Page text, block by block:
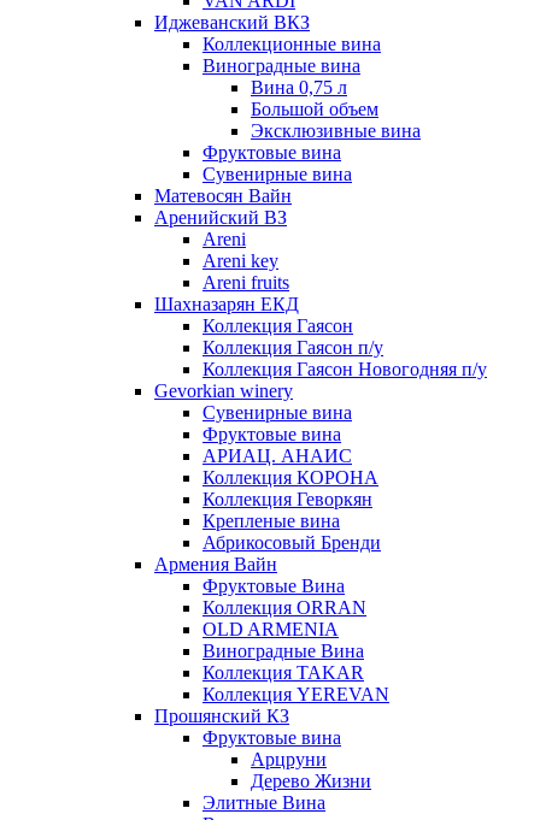
Иджеванский ВКЗ
Коллекционные вина
Виноградные вина
Вина 0,75 л
Большой объем
Эксклюзивные вина
Фруктовые вина
Cувенирные вина
Матевосян Вайн
Аренийский ВЗ
Areni
Areni key
Areni fruits
Шахназарян ЕКД
Коллекция Гаясон
Коллекция Гаясон п/у
Коллекция Гаясон Новогодняя п/у
Gevorkian winery
Сувенирные вина
Фруктовые вина
АРИАЦ. АНАИС
Коллекция КОРОНА
Коллекция Геворкян
Крепленые вина
Абрикосовый Бренди
Армения Вайн
Фруктовые Вина
Коллекция ORRAN
OLD ARMENIA
Виноградные Вина
Коллекция TAKAR
Коллекция YEREVAN
Прошянский КЗ
Фруктовые вина
Арцруни
Дерево Жизни
Элитные Вина